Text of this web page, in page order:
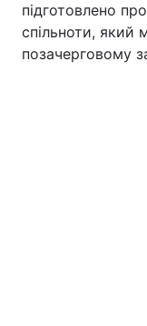
підготовлено
спільноти, який
позачерговому